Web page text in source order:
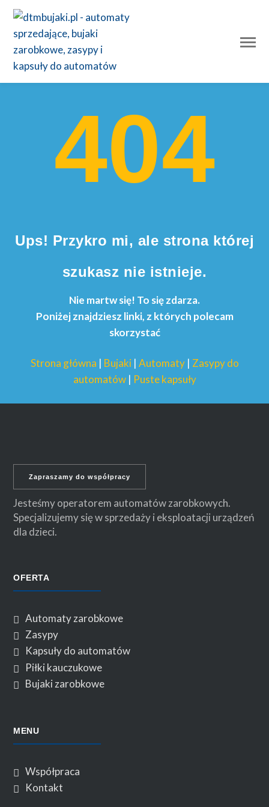
404
Ups! Przykro mi, ale strona której
szukasz nie istnieje.
Nie martw się! To się zdarza.
Poniżej znajdziesz linki, z których polecam
skorzystać
Strona główna | Bujaki| Automaty| Zasypy do
automatów | Puste kapsuły
Zapraszamy do współpracy
Jesteśmy operatorem automatów zarobkowych.
Specjalizujemy się w sprzedaży i eksploatacji urządzeń
dla dzieci.
OFERTA
Automaty zarobkowe
Zasypy
Kapsuły do automatów
Piłki kauczukowe
Bujaki zarobkowe
MENU
Współpraca
Kontakt